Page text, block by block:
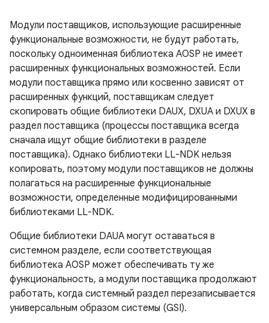
Модули поставщиков, использующие расширенные
функциональные возможности, не будут работать,
поскольку одноименная библиотека AOSP не имеет
расширенных функциональных возможностей. Если
модули поставщика прямо или косвенно зависят от
расширенных функций, поставщикам следует
скопировать общие библиотеки DAUX, DXUA и DXUX в
раздел поставщика (процессы поставщика всегда
сначала ищут общие библиотеки в разделе
поставщика). Однако библиотеки LL-NDK нельзя
копировать, поэтому модули поставщиков не должны
полагаться на расширенные функциональные
возможности, определенные модифицированными
библиотеками LL-NDK.
Общие библиотеки DAUA могут оставаться в
системном разделе, если соответствующая
библиотека AOSP может обеспечивать ту же
функциональность, а модули поставщика продолжают
работать, когда системный раздел перезаписывается
универсальным образом системы (GSI).